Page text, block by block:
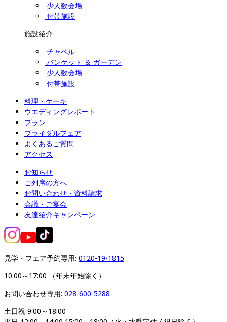
少人数会場
付帯施設
施設紹介
チャペル
バンケット ＆ ガーデン
少人数会場
付帯施設
料理・ケーキ
ウエディングレポート
プラン
ブライダルフェア
よくあるご質問
アクセス
お知らせ
ご列席の方へ
お問い合わせ・資料請求
会議・ご宴会
友達紹介キャンペーン
見学・フェア予約専用: 0120-19-1815
10:00～17:00 （年末年始除く）
お問い合わせ専用: 028-600-5288
土日祝 9:00～18:00